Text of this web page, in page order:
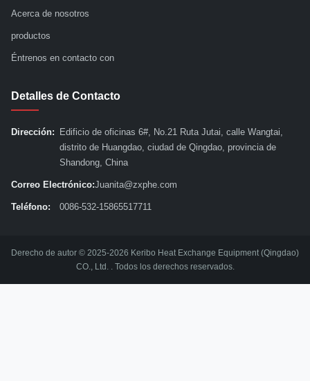
Acerca de nosotros
productos
Éntrenos en contacto con
Detalles de Contacto
Dirección:
Edificio de oficinas 6#, No.21 Ruta Jutai, calle Wangtai,
distrito de Huangdao, ciudad de Qingdao, provincia de
Shandong, China
Correo Electrónico:Juanita@zxphe.com
Teléfono: 0086-532-15865517711
Derecho de autor © 2025-2026 Keribo Heat Exchange Equipment (Qingdao)
CO., Ltd. . Todos los derechos reservados.